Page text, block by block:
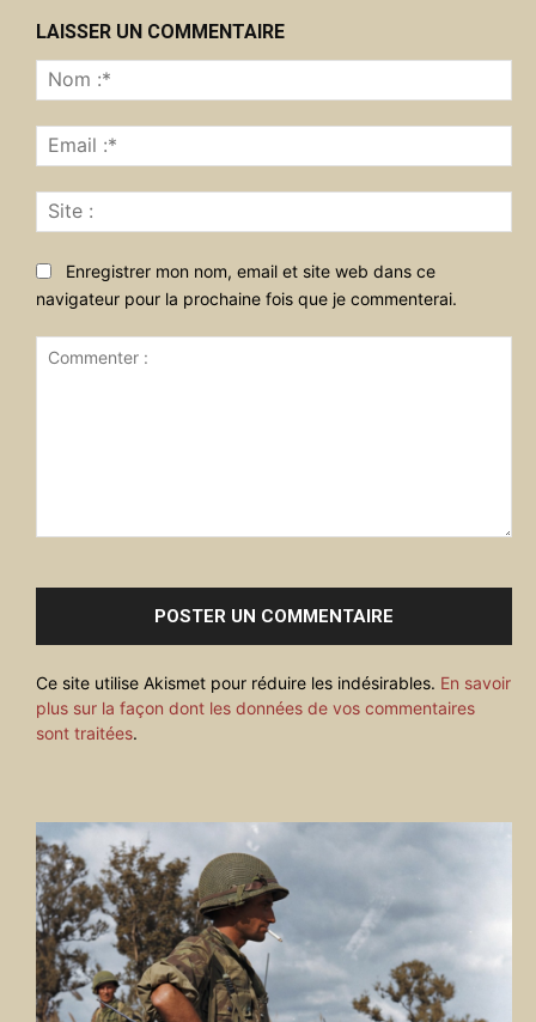
LAISSER UN COMMENTAIRE
:*
:*
:
Enregistrer mon nom, email et site web dans ce
navigateur pour la prochaine fois que je commenterai.
Ce site utilise Akismet pour réduire les indésirables. En savoir
plus sur la façon dont les données de vos commentaires
sont traitées.